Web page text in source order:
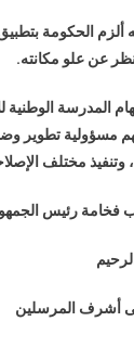
ألزم الحكومة
عن علو مكانته.
المدرسة
مسؤولية تطوير
وتنفيذ مختلف
فخامة رئيس
أشرف المرسلين